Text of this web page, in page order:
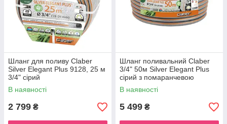
Шланг для поливу Claber
Silver Elegant Plus 9128, 25 м
3/4" сірий
В наявності
2 799 ₴
Шланг поливальний Claber
3/4" 50м Silver Elegant Plus
сірий з помаранчевою
полосою
В наявності
5 499 ₴